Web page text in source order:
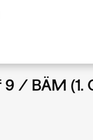
/ BÄM (1.